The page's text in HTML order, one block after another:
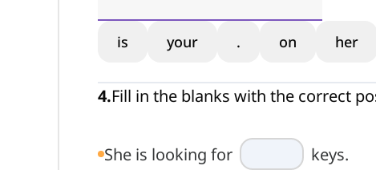
is your . on her
4.Fill in the blanks with the correct
She is looking for keys.